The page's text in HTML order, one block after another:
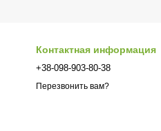
Контактная информация
+38-098-903-80-38
Перезвонить вам?